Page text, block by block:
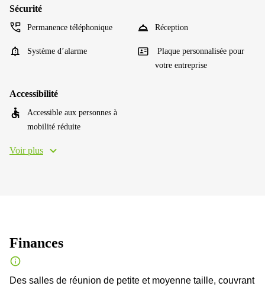
Sécurité
Permanence téléphonique Réception
Système d’alarme
Plaque personnalisée pour
votre entreprise
Accessibilité
Accessible aux personnes à
mobilité réduite
Voir plus
Finances
Des salles de réunion de petite et moyenne taille, couvrant